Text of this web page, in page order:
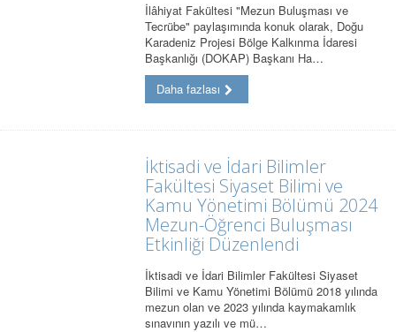
İlâhiyat Fakültesi "Mezun Buluşması ve
Tecrübe" paylaşımında konuk olarak, Doğu
Karadeniz Projesi Bölge Kalkınma İdaresi
Başkanlığı (DOKAP) Başkanı Ha…
Daha fazlası
İktisadi ve İdari Bilimler
Fakültesi Siyaset Bilimi ve
Kamu Yönetimi Bölümü 2024
Mezun-Öğrenci Buluşması
Etkinliği Düzenlendi
İktisadi ve İdari Bilimler Fakültesi Siyaset
Bilimi ve Kamu Yönetimi Bölümü 2018 yılında
mezun olan ve 2023 yılında kaymakamlık
sınavının yazılı ve mü…